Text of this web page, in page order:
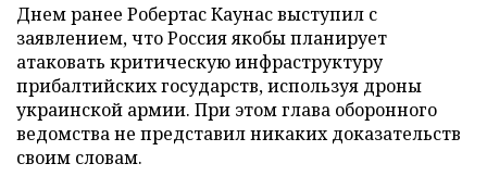
Днем ранее Робертас Каунас выступил с
заявлением, что Россия якобы планирует
атаковать критическую инфраструктуру
прибалтийских государств, используя дроны
украинской армии. При этом глава оборонного
ведомства не представил никаких доказательств
своим словам.